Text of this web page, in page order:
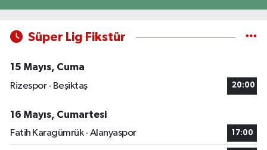
Süper Lig Fikstür
15 Mayıs, Cuma
Rizespor - Beşiktaş
20:00
16 Mayıs, Cumartesi
Fatih Karagümrük - Alanyaspor
17:00